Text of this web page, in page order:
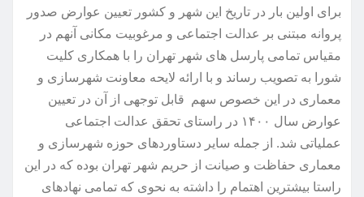
برای اولین بار در تاریخ این شهر و کشور تعیین عوارض صدور
پروانه مبتنی بر عدالت اجتماعی و مرغوبیت مکانی آنهم در
مقیاس تمامی پارسل های شهر تهران را با همکاری کلیت
شورا به تصویب رساند و با ارائه لایحه معاونت شهرسازی و
معماری در این خصوص سهم قابل توجهی از آن در تعیین
عوارض سال ۱۴۰۰ در راستای تحقق عدالت اجتماعی
عملیاتی شد. از جمله سایر دستاوردهای حوزه شهرسازی و
معماری حفاظت و صیانت از حریم شهر تهران بوده که در این
راستا بیشترین اهتمام را داشته به نحوی که تمامی نهادهای